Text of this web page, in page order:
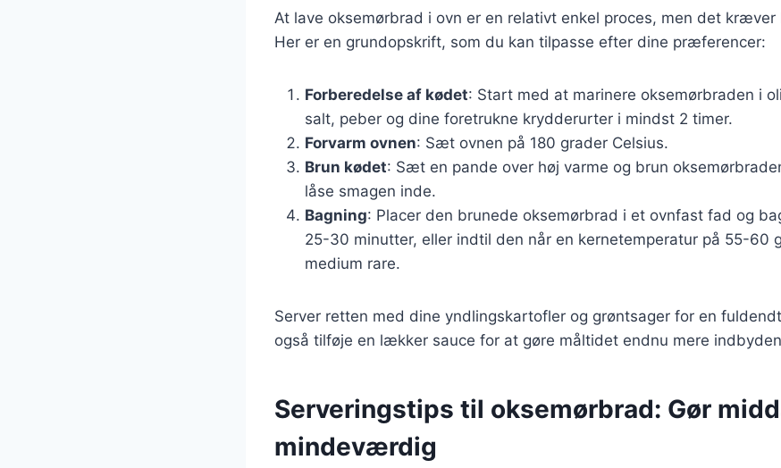
At lave oksemørbrad i ovn er en relativt enkel proces, men det
Her er en grundopskrift, som du kan tilpasse efter dine præferencer:
Forberedelse af kødet: Start med at marinere oksemørbraden i
salt, peber og dine foretrukne krydderurter i mindst 2 timer.
Forvarm ovnen: Sæt ovnen på 180 grader Celsius.
Brun kødet: Sæt en pande over høj varme og brun
låse smagen inde.
Bagning: Placer den brunede oksemørbrad i et ovnfast fad og
25-30 minutter, eller indtil den når en kernetemperatur på 55-60
medium rare.
Server retten med dine yndlingskartofler og grøntsager for en
også tilføje en lækker sauce for at gøre måltidet endnu mere
Serveringstips til oksemørbrad: Gør
mindeværdig